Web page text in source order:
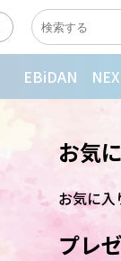
EBiDAN
お気
お気に入
プレ